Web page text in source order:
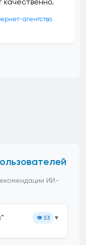
агентство
ИИ-
👁️ 53 ▼